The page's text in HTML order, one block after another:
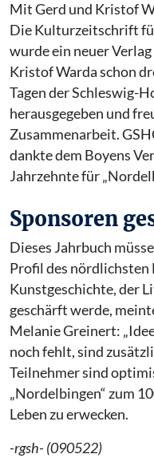
Mit Gerd und Kristof
Die Kulturzeitschrift
wurde ein neuer
Kristof Warda schon
Tagen der Schleswig-
herausgegeben und
Zusammenarbeit.
dankte dem Boyens
Jahrzehnte für
Sponsoren
Dieses Jahrbuch
Profil des nördlichsten
Kunstgeschichte, der
geschärft werde,
Melanie Greinert:
noch fehlt, sind
Teilnehmer sind
„Nordelbingen“ zum
Leben zu erwecken.
-rgsh- (090522)